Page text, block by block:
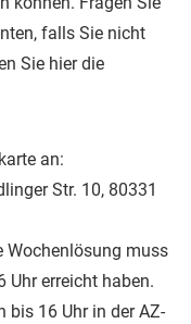
falls Sie nicht
Sie hier die
an:
Str. 10, 80331
Wochenlösung muss
Uhr erreicht haben.
bis 16 Uhr in der AZ-